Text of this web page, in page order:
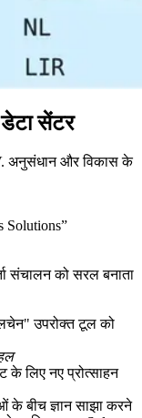
सेंटर
अनुसंधान और विकास के
Solutions”
संचालन को सरल बनाता
उपरोक्त टूल को
लिए नए प्रोत्साहन
के बीच ज्ञान साझा करने